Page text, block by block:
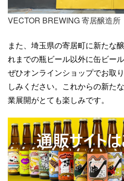
VECTOR BREWING 寄居醸造所
また、埼玉県の寄居町に新たな
れまでの瓶ビール以外に缶ビー
ぜひオンラインショップでお取
しみください。これからの新た
業展開がとても楽しみです。